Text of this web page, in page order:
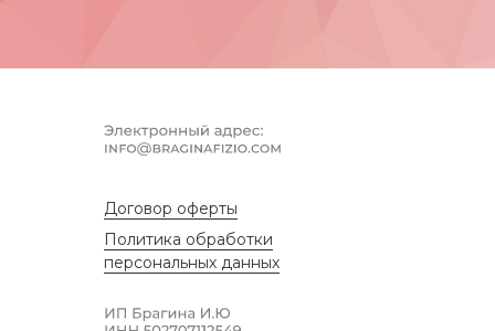
Договор оферты
Политика обработки
персональных данных